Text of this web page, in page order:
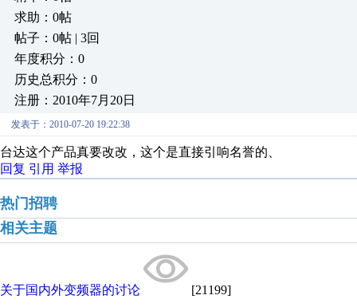
求助：0帖
帖子：0帖 | 3回
年度积分：0
历史总积分：0
注册：2010年7月20日
发表于：2010-07-20 19:22:38
台达这个产品真要改改，这个是直接引响名誉的、
回复 引用 举报
热门招聘
相关主题
关于国内外变频器的讨论 [21199]